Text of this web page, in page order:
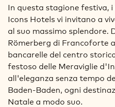
In questa stagione festiva,
Icons Hotels vi invitano a
al suo massimo splendore.
Römerberg di Francoforte
bancarelle del centro
festoso delle Meraviglie
all'eleganza senza tempo
Baden-Baden, ogni
Natale a modo suo.